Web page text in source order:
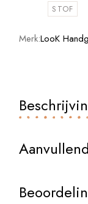
STOF
Merk:LooK